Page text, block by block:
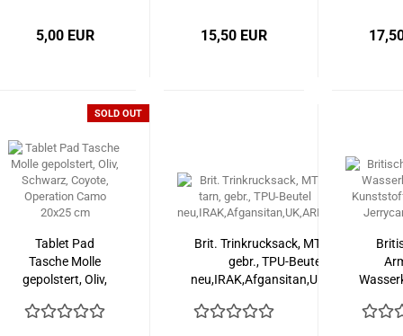
5,00 EUR 15,50 EUR
SOLD OUT
Tablet Pad
Tasche Molle
gepolstert, Oliv,
Coyote,
Brit. Trinkrucksack, MTP tarn,
gebr., TPU-Beutel
neu,IRAK,Afgansitan,UK,ARMY